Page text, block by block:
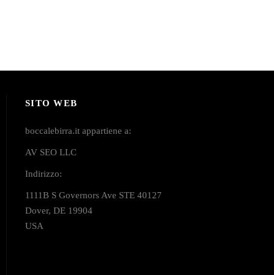
SITO WEB
boccalebirra.it appartiene a:
AV SEO LLC
Indirizzo:
1111B S Governors Ave STE 40127
Dover, DE 19904
USA